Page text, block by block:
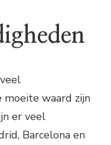
moeite waard zijn
er veel
Barcelona en